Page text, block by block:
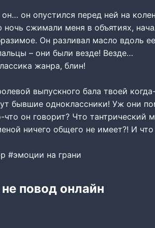
он опустился перед ней на
сжимали меня в объятиях,
Он разливал масло вдоль
– они были везде! Везде…
жанра, блин!
выпускного бала твоей
бывшие одноклассники! Уж они
что он говорит? Что тантрический
ничего общего не имеет?! И
#эмоции на грани
повод онлайн